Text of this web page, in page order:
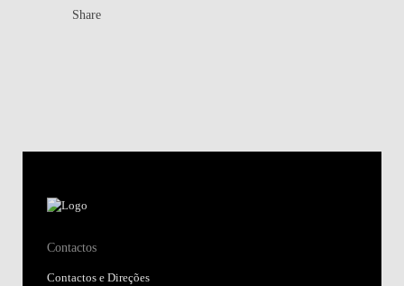
Share
Contactos
Contactos e Direções